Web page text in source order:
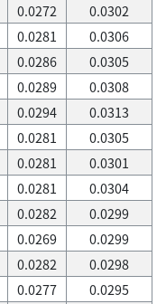
0.0272
0.0302
0.0281
0.0306
0.0286
0.0305
0.0289
0.0308
0.0294
0.0313
0.0281
0.0305
0.0281
0.0301
0.0281
0.0304
0.0282
0.0299
0.0269
0.0299
0.0282
0.0298
0.0277
0.0295